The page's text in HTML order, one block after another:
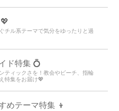
チル系テーマで気分をゆったりと過
ド特集 💍
ティックさを！教会やビーチ、指輪
特集をお届け💖
めテーマ特集 👦